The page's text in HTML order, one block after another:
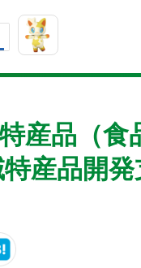
産品（
産品開